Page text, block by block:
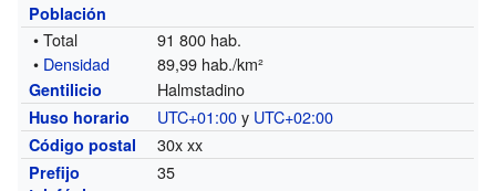
Población
• Total
91 800 hab.
• Densidad 89,99 hab./km²
Gentilicio Halmstadino
Huso horario UTC+01:00y UTC+02:00
Código postal 30x xx
Prefijo
35